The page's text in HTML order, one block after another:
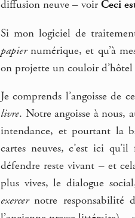
diffusion neuve – voirCeci
Si mon logiciel de
papiernumérique, et qu’à
on projette un couloir
Je comprends l’angoisse
livre. Notre angoisse à nous,
intendance, et pourtant la
cartes neuves, c’est ici
défendre reste vivant – et
plus vives, le dialogue
exercernotre responsabilité